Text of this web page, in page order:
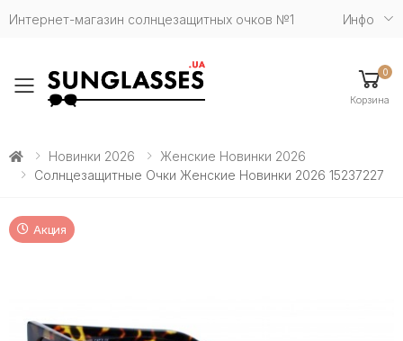
Интернет-магазин солнцезащитных очков №1 Инфо
Toggle mobile menu
0
Корзина
Новинки 2026
Женские Новинки 2026
Солнцезащитные Очки Женские Новинки 2026 15237227
Акция